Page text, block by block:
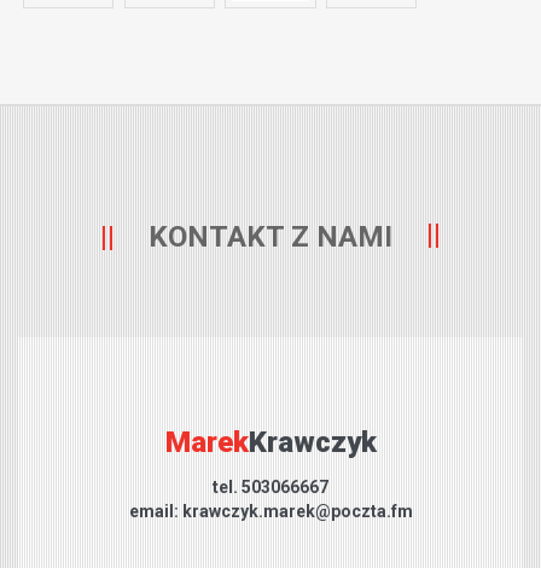
KONTAKT Z NAMI
MarekKrawczyk
tel. 503066667
email: krawczyk.marek@poczta.fm